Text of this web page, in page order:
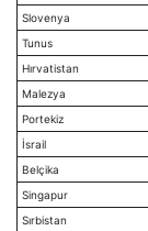
Slovenya
Tunus
Hırvatistan
Malezya
Portekiz
İsrail
Belçika
Singapur
Sırbistan